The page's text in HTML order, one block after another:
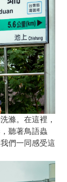
滌。在這裡，
聽著鳥語蟲
們一同感受這